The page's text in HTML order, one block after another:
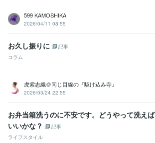
599 KAMOSHIKA
2026/04/11 08:55
お久し振りに
記事
コラム
虎紫志織＠同じ目線の『駆け込み寺』
2026/03/24 22:55
お弁当箱洗うのに不安です。どうやって洗えば
いいかな？
記事
ライフスタイル